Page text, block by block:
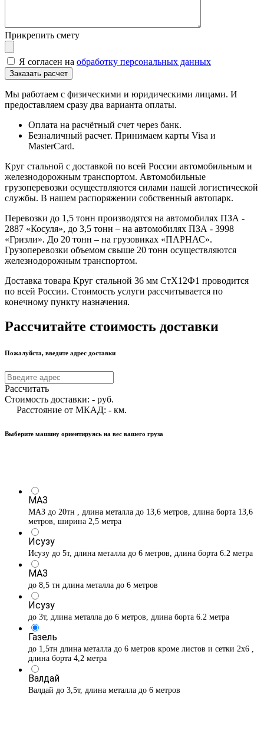
Прикрепить смету
Я согласен на обработку персональных данных
Мы работаем с физическими и юридическими лицами. И
предоставляем сразу два варианта оплаты.
Оплата на расчётный счет через банк.
Безналичный расчет. Принимаем карты Visa и
MasterCard.
Круг стальной с доставкой по всей России автомобильным и
железнодорожным транспортом. Автомобильные
грузоперевозки осуществляются силами нашей логистической
службы. В нашем распоряжении собственный автопарк.
Перевозки до 1,5 тонн производятся на автомобилях ПЗА -
2887 «Косуля», до 3,5 тонн – на автомобилях ПЗА - 3998
«Гризли». До 20 тонн – на грузовиках «ПАРНАС».
Грузоперевозки объемом свыше 20 тонн осуществляются
железнодорожным транспортом.
Доставка товара Круг стальной 36 мм СтХ12Ф1 проводится
по всей России. Стоимость услуги рассчитывается по
конечному пункту назначения.
Рассчитайте стоимость доставки
Пожалуйста, введите адрес доставки
Рассчитать
Стоимость доставки: - руб.
Расстояние от МКАД: - км.
Выберите машину ориентируясь на вес вашего груза
МАЗ
МАЗ до 20тн , длина металла до 13,6 метров, длина борта 13,6
метров, ширина 2,5 метра
Исузу
Исузу до 5т, длина металла до 6 метров, длина борта 6.2 метра
МАЗ
до 8,5 тн длина металла до 6 метров
Исузу
до 3т, длина металла до 6 метров, длина борта 6.2 метра
Газель
до 1,5тн длина металла до 6 метров кроме листов и сетки 2х6 ,
длина борта 4,2 метра
Валдай
Валдай до 3,5т, длина металла до 6 метров